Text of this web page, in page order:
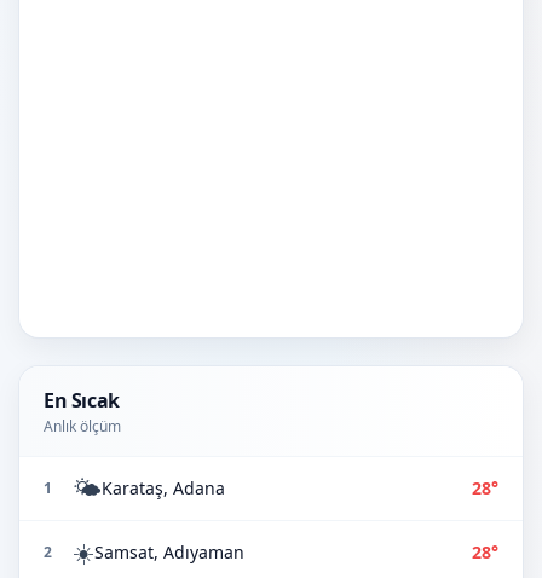
En Sıcak
Anlık ölçüm
1 🌤️Karataş, Adana 28°
2 ☀️Samsat, Adıyaman 28°